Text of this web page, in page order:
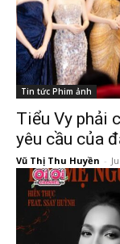
Tin tức Phim ảnh
Tiểu Vy phải
yêu cầu của
Vũ Thị Thu Huyền -